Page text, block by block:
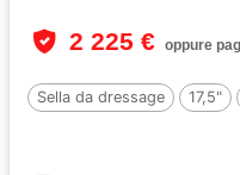
2 225 € oppure
Sella da dressage 17,5"